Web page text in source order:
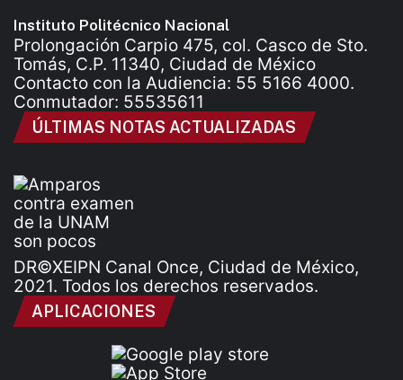
Instituto Politécnico Nacional
Prolongación Carpio 475, col. Casco de Sto.
Tomás, C.P. 11340, Ciudad de México
Contacto con la Audiencia: 55 5166 4000.
Conmutador: 55535611
ÚLTIMAS NOTAS ACTUALIZADAS
DR©XEIPN Canal Once, Ciudad de México,
2021. Todos los derechos reservados.
APLICACIONES